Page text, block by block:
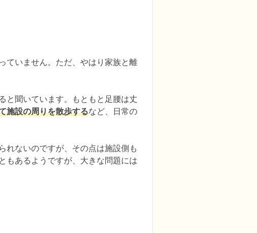
ていません。ただ、やはり家族と離
と聞いています。もともと足腰は丈
施設の周りを散歩するなど、日常の
れないのですが、その点は施設側も
もあるようですが、大きな問題には